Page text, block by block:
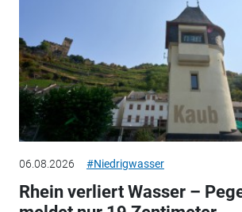
06.08.2026 #Niedrigwasser
Rhein verliert Wasser –